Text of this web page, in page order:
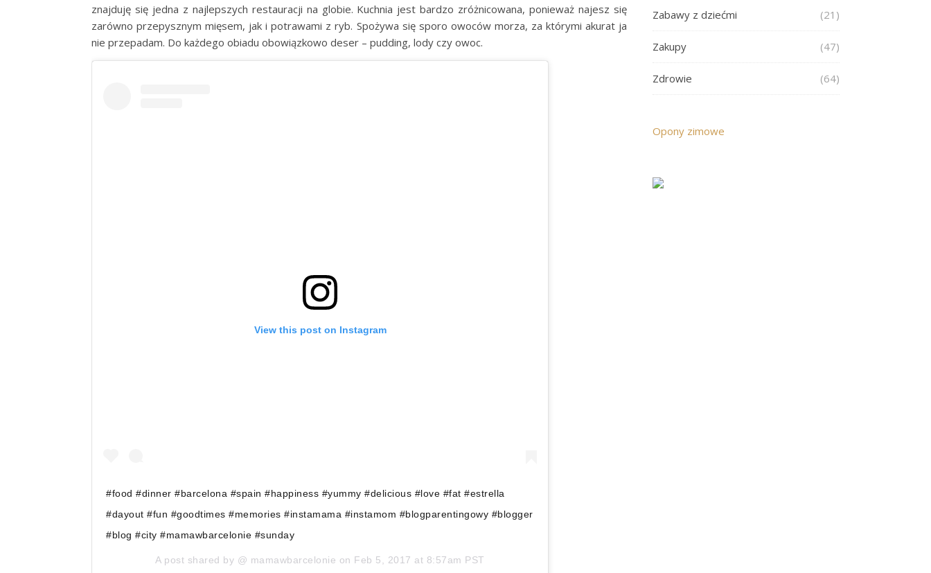
znajduję się jedna z najlepszych restauracji na globie. Kuchnia jest bardzo zróżnicowana, ponieważ najesz się
zarówno przepysznym mięsem, jak i potrawami z ryb. Spożywa się sporo owoców morza, za którymi akurat ja
nie przepadam. Do każdego obiadu obowiązkowo deser – pudding, lody czy owoc.
View this post on Instagram
#food #dinner #barcelona #spain #happiness #yummy #delicious #love #fat #estrella
#dayout #fun #goodtimes #memories #instamama #instamom #blogparentingowy #blogger
#blog #city #mamawbarcelonie #sunday
A post shared by @ mamawbarcelonie on Feb 5, 2017 at 8:57am PST
Zabawy z dziećmi (21)
Zakupy (47)
Zdrowie (64)
Opony zimowe